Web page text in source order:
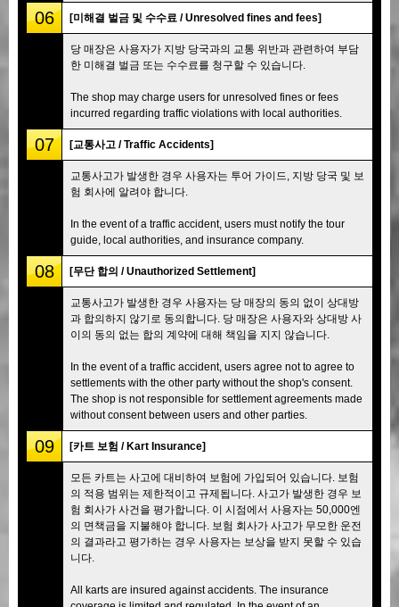
06 [미해결 벌금 및 수수료 / Unresolved fines and fees]
당 매장은 사용자가 지방 당국과의 교통 위반과 관련하여 부담
한 미해결 벌금 또는 수수료를 청구할 수 있습니다.
The shop may charge users for unresolved fines or fees
incurred regarding traffic violations with local authorities.
07 [교통사고 / Traffic Accidents]
교통사고가 발생한 경우 사용자는 투어 가이드, 지방 당국 및 보
험 회사에 알려야 합니다.
In the event of a traffic accident, users must notify the tour
guide, local authorities, and insurance company.
08 [무단 합의 / Unauthorized Settlement]
교통사고가 발생한 경우 사용자는 당 매장의 동의 없이 상대방
과 합의하지 않기로 동의합니다. 당 매장은 사용자와 상대방 사
이의 동의 없는 합의 계약에 대해 책임을 지지 않습니다.
In the event of a traffic accident, users agree not to agree to
settlements with the other party without the shop's consent.
The shop is not responsible for settlement agreements made
without consent between users and other parties.
09 [카트 보험 / Kart Insurance]
모든 카트는 사고에 대비하여 보험에 가입되어 있습니다. 보험
의 적용 범위는 제한적이고 규제됩니다. 사고가 발생한 경우 보
험 회사가 사건을 평가합니다. 이 시점에서 사용자는 50,000엔
의 면책금을 지불해야 합니다. 보험 회사가 사고가 무모한 운전
의 결과라고 평가하는 경우 사용자는 보상을 받지 못할 수 있습
니다.
All karts are insured against accidents. The insurance